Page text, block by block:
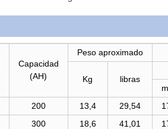
Capacidad
(AH)
Peso aproximado
Kg
libras
200 13,4 29,54
300 18,6 41,01